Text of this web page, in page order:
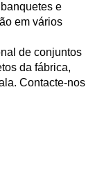
e
em vários
de conjuntos
da fábrica,
Contacte-nos